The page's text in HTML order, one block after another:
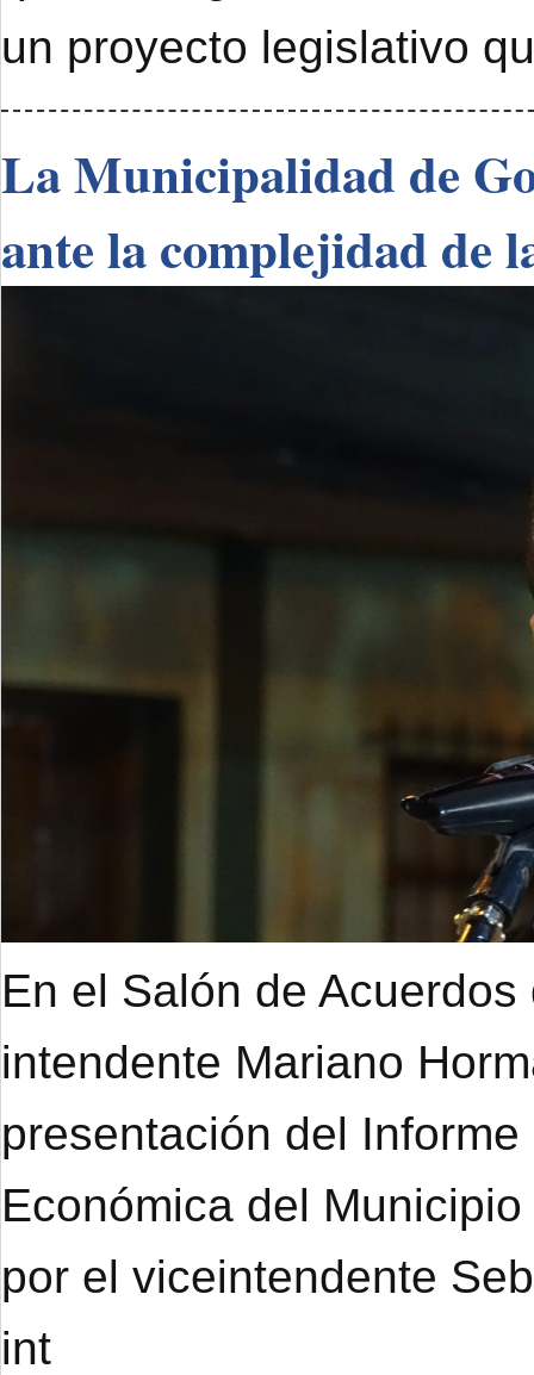
un proyecto legislativo
La Municipalidad de
ante la complejidad de
En el Salón de
intendente Mariano
presentación del
Económica del
por el viceintendente
int